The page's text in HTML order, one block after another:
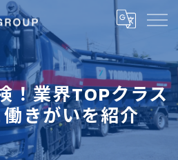
！業界TOPクラス
きがいを紹介